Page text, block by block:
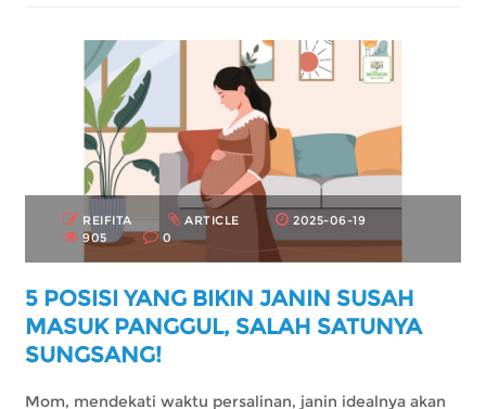
REIFITA ARTICLE
2025-06-19
905
0
5 POSISI YANG BIKIN JANIN SUSAH
MASUK PANGGUL, SALAH SATUNYA
SUNGSANG!
Mom, mendekati waktu persalinan, janin idealnya akan